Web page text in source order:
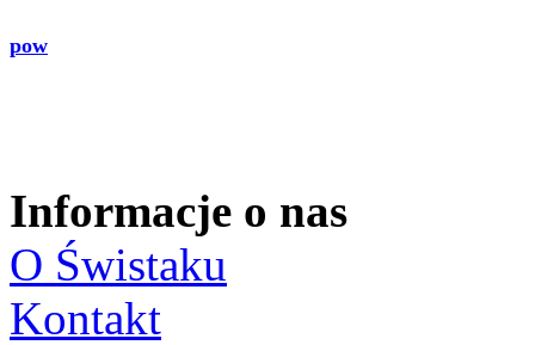
pow
Informacje o nas
O Świstaku
Kontakt